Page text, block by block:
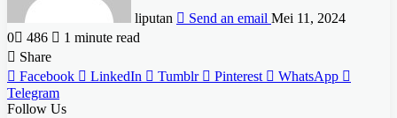
liputan Send an email Mei 11, 2024
0
486
1 minute read
Share
Facebook
LinkedIn Tumblr Pinterest
WhatsApp
Telegram
Follow Us